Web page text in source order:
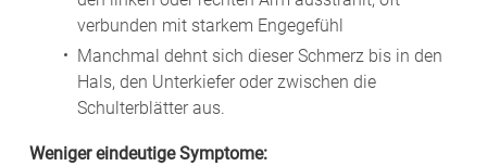
verbunden mit starkem Engegefühl
Manchmal dehnt sich dieser Schmerz bis in den
Hals, den Unterkiefer oder zwischen die
Schulterblätter aus.
Weniger eindeutige Symptome: